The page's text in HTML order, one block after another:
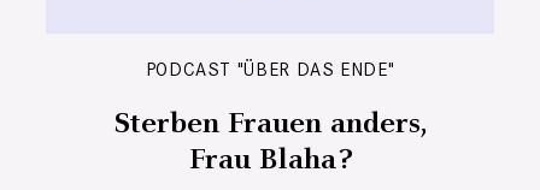
PODCAST "ÜBER DAS ENDE"
Sterben Frauen anders,
Frau Blaha?